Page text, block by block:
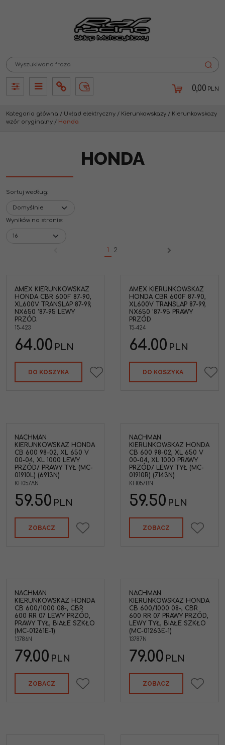
PanelPanelInfo Lang 0,00 PLN
Kategoria główna / Układ elektryczny / Kierunkowskazy / Kierunkowskazy
wzór oryginalny / Honda
HONDA
Sortuj według:
Wyników na stronie:
1 2
AMEX KIERUNKOWSKAZ
HONDA CBR 600F 87-90,
XL600V TRANSLAP 87-99,
NX650 '87-95 LEWY
PRZÓD.
15-423
64.00 PLN
DO KOSZYKA
AMEX KIERUNKOWSKAZ
HONDA CBR 600F 87-90,
XL600V TRANSLAP 87-99,
NX650 '87-95 PRAWY
PRZÓD
15-424
64.00 PLN
DO KOSZYKA
NACHMAN
KIERUNKOWSKAZ HONDA
CB 600 98-02, XL 650 V
00-04, XL 1000 LEWY
PRZÓD/ PRAWY TYŁ (MC-
01910L) (6913N)
KH057AN
59.50 PLN
ZOBACZ
NACHMAN
KIERUNKOWSKAZ HONDA
CB 600 98-02, XL 650 V
00-04, XL 1000 PRAWY
PRZÓD/ LEWY TYŁ (MC-
01910R) (7143N)
KH057BN
59.50 PLN
ZOBACZ
NACHMAN
KIERUNKOWSKAZ HONDA
CB 600/1000 08-, CBR
600 RR 07 LEWY PRZÓD,
PRAWY TYŁ, BIAŁE SZKŁO
(MC-01261E-1)
13786N
79.00 PLN
ZOBACZ
NACHMAN
KIERUNKOWSKAZ HONDA
CB 600/1000 08-, CBR
600 RR 07 PRAWY PRZÓD,
LEWY TYŁ, BIAŁE SZKŁO
(MC-01263E-1)
13787N
79.00 PLN
ZOBACZ